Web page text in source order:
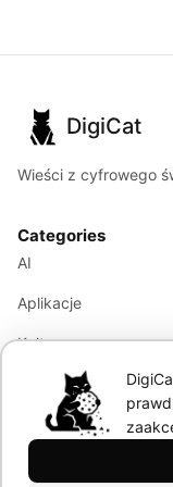
DigiCat
Wieści z cyfrowego
Categories
AI
Aplikacje
Kultura
Marketing
Modele językowe